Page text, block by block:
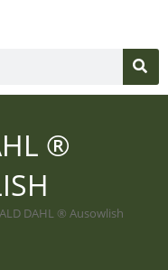
®
DAHL ® Ausowlish